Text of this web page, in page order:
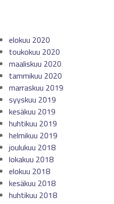
elokuu 2020
toukokuu 2020
maaliskuu 2020
tammikuu 2020
marraskuu 2019
syyskuu 2019
kesäkuu 2019
huhtikuu 2019
helmikuu 2019
joulukuu 2018
lokakuu 2018
elokuu 2018
kesäkuu 2018
huhtikuu 2018